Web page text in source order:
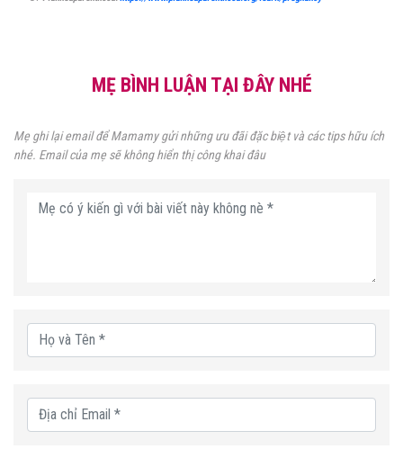
MẸ BÌNH LUẬN TẠI ĐÂY NHÉ
Mẹ ghi lại email để Mamamy gửi những ưu đãi đặc biệt và các tips hữu ích
nhé. Email của mẹ sẽ không hiển thị công khai đâu